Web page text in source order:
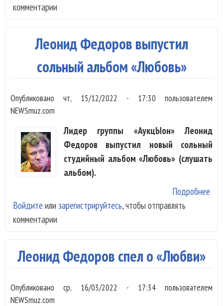
комментарии
Леонид Федоров выпустил
сольный альбом «Любовь»
Опубликованочт, 15/12/2022 - 17:30 пользователем
NEWSmuz.com
Лидер группы «АукцЫон» Леонид
Федоров выпустил новый сольный
студийный альбом «Любовь» (слушать
альбом).
Подробнее
Войдите или зарегистрируйтесь, чтобы отправлять
комментарии
Леонид Федоров спел о «Любви»
Опубликованоср, 16/03/2022 - 17:34пользователем
NEWSmuz.com